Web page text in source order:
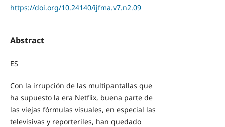
https://doi.org/10.24140/ijfma.v7.n2.09
Abstract
ES
Con la irrupción de las multipantallas que
ha supuesto la era Netflix, buena parte de
las viejas fórmulas visuales, en especial las
televisivas y reporteriles, han quedado